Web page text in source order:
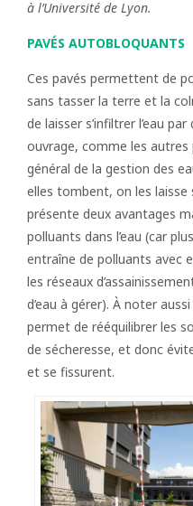
à l’Université de Lyon.
PAVÉS AUTOBLOQUANTS
Ces pavés permettent de
sans tasser la terre et la
de laisser s’infiltrer l’eau
ouvrage, comme les
général de la gestion des
elles tombent, on les laisse
présente deux avantages
polluants dans l’eau (car
entraîne de polluants avec
les réseaux
d’eau à gérer). À noter
permet de rééquilibrer les
de sécheresse, et donc
et se fissurent.